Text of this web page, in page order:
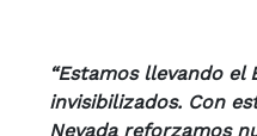
“Estamos llevando
invisibilizados. Con
Nevada reforzamos